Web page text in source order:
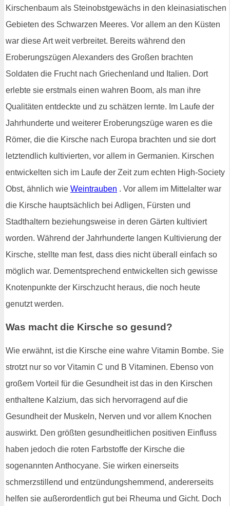
Kirschenbaum als Steinobstgewächs in den kleinasiatischen
Gebieten des Schwarzen Meeres. Vor allem an den Küsten
war diese Art weit verbreitet. Bereits während den
Eroberungszügen Alexanders des Großen brachten
Soldaten die Frucht nach Griechenland und Italien. Dort
erlebte sie erstmals einen wahren Boom, als man ihre
Qualitäten entdeckte und zu schätzen lernte. Im Laufe der
Jahrhunderte und weiterer Eroberungszüge waren es die
Römer, die die Kirsche nach Europa brachten und sie dort
letztendlich kultivierten, vor allem in Germanien. Kirschen
entwickelten sich im Laufe der Zeit zum echten High-Society
Obst, ähnlich wie Weintrauben . Vor allem im Mittelalter war
die Kirsche hauptsächlich bei Adligen, Fürsten und
Stadthaltern beziehungsweise in deren Gärten kultiviert
worden. Während der Jahrhunderte langen Kultivierung der
Kirsche, stellte man fest, dass dies nicht überall einfach so
möglich war. Dementsprechend entwickelten sich gewisse
Knotenpunkte der Kirschzucht heraus, die noch heute
genutzt werden.
Was macht die Kirsche so gesund?
Wie erwähnt, ist die Kirsche eine wahre Vitamin Bombe. Sie
strotzt nur so vor Vitamin C und B Vitaminen. Ebenso von
großem Vorteil für die Gesundheit ist das in den Kirschen
enthaltene Kalzium, das sich hervorragend auf die
Gesundheit der Muskeln, Nerven und vor allem Knochen
auswirkt. Den größten gesundheitlichen positiven Einfluss
haben jedoch die roten Farbstoffe der Kirsche die
sogenannten Anthocyane. Sie wirken einerseits
schmerzstillend und entzündungshemmend, andererseits
helfen sie außerordentlich gut bei Rheuma und Gicht. Doch